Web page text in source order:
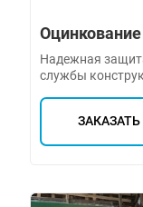
Надежная
службы
ЗАКАЗАТЬ